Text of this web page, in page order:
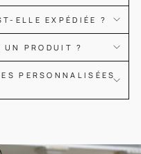
ELLE EXPÉDIÉE ?
UN PRODUIT ?
PERSONNALISÉES